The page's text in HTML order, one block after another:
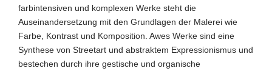
farbintensiven und komplexen Werke steht die
Auseinandersetzung mit den Grundlagen der Malerei wie
Farbe, Kontrast und Komposition. Awes Werke sind eine
Synthese von Streetart und abstraktem Expressionismus und
bestechen durch ihre gestische und organische